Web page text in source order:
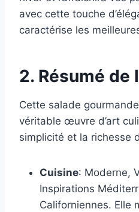
avec cette touche
caractérise les
2. Résumé de
Cette salade
véritable œuvre d’art
simplicité et la richesse
Cuisine: Moderne,
Inspirations
Californiennes. Elle